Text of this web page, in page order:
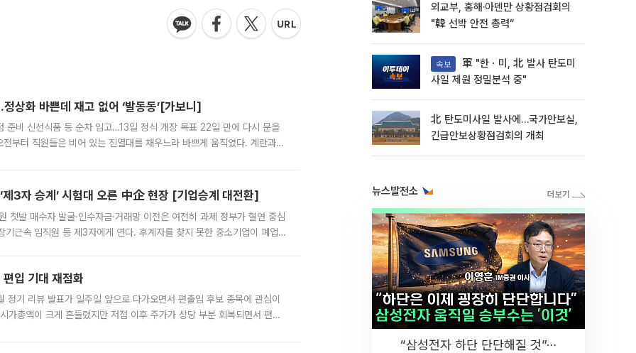
상화 바쁜데 재고 없어 ‘발동동’[가보니]
준비 신선식품 등 순차 입고…13일 정식 개장 목표 22일 만에 다시 문을
부터 직원들은 비어 있는 진열대를 채우느라 바쁘게 움직였다. 계란과
3자 승계’ 시험대 오른 中企 현장 [기업승계 대전환]
첫발 매수자 발굴·인수자금·거래망 이전은 여전히 과제 정부가 혈연 중심
기근속 임직원 등 제3자에게 연다. 후계자를 찾지 못한 중소기업이 폐업
입 기대 재점화
기 리뷰 발표가 일주일 앞으로 다가오면서 편출입 후보 종목에 관심이
가총액이 크게 흔들렸지만 저점 이후 주가가 상당 부분 회복되면서 편입
외교부, 홍해·아덴만 상황점검회의
"韓 선박 안전 총력“
속보
사일 제원 정밀분석 중"
北 탄도미사일 발사에…국가안보실,
긴급안보상황점검회의 개최
뉴스발전소
“삼성전자 하단 단단해질 것”⋯